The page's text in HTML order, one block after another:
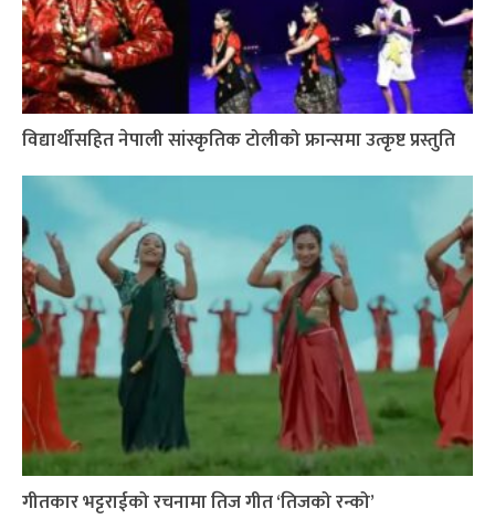
विद्यार्थीसहित नेपाली सांस्कृतिक टोलीको फ्रान्समा उत्कृष्ट प्रस्तुति
गीतकार भट्टराईको रचनामा तिज गीत ‘तिजको रन्को’